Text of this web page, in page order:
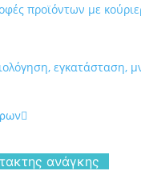
προϊόντων με
εγκατάσταση,
ανάγκης